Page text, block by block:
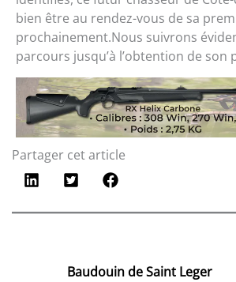
bien être au rendez-vous de sa
prochainement.Nous suivrons
parcours jusqu’à l’obtention de son
Partager cet article
Baudouin de Saint Leger